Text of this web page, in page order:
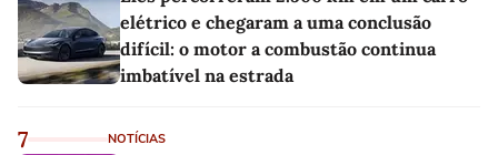
elétrico e chegaram a uma conclusão
difícil: o motor a combustão continua
imbatível na estrada
7 NOTÍCIAS